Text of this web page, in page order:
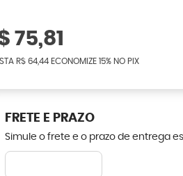
75,81
R$ 64,44ECONOMIZE 15% NO PIX
FRETE E PRAZO
Simule o frete e o prazo de entrega